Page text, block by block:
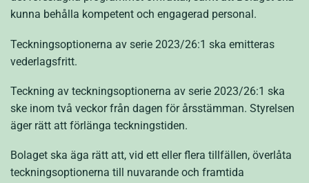
kunna behålla kompetent och engagerad personal.
Teckningsoptionerna av serie 2023/26:1 ska emitteras
vederlagsfritt.
Teckning av teckningsoptionerna av serie 2023/26:1 ska
ske inom två veckor från dagen för årsstämman. Styrelsen
äger rätt att förlänga teckningstiden.
Bolaget ska äga rätt att, vid ett eller flera tillfällen, överlåta
teckningsoptionerna till nuvarande och framtida